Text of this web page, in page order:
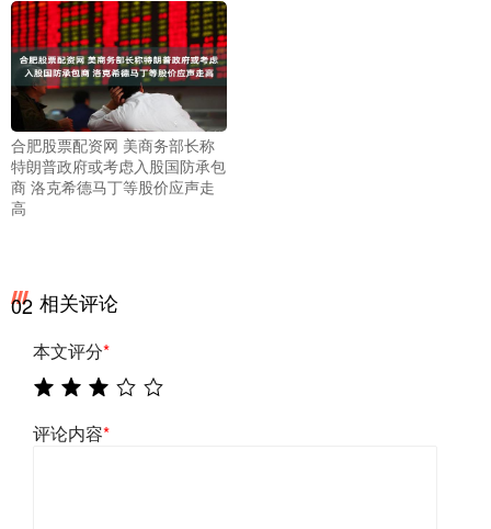
合肥股票配资网 美商务部长称
特朗普政府或考虑入股国防承包
商 洛克希德马丁等股价应声走
高
02 相关评论
本文评分*
评论内容*